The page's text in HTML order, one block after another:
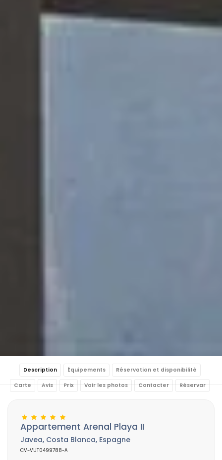
Description Équipements Réservation et disponibilité
Carte Avis Prix Voir les photos Contacter Réservar
Appartement Arenal Playa II
Javea, Costa Blanca, Espagne
CV-VUT0499788-A